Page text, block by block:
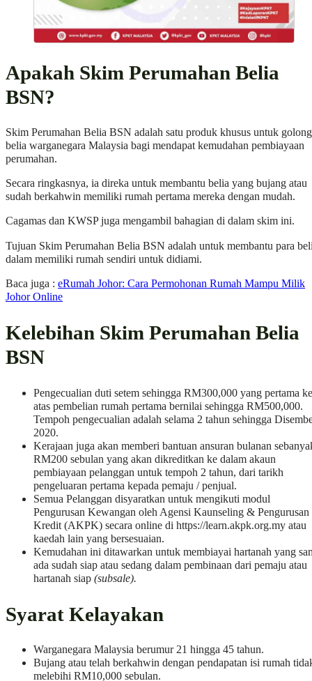
Apakah Skim Perumahan Belia
BSN?
Skim Perumahan Belia BSN adalah satu produk khusus untuk
belia warganegara Malaysia bagi mendapat kemudahan pembiayaan
perumahan.
Secara ringkasnya, ia direka untuk membantu belia yang bujang atau
sudah berkahwin memiliki rumah pertama mereka dengan mudah.
Cagamas dan KWSP juga mengambil bahagian di dalam skim ini.
Tujuan Skim Perumahan Belia BSN adalah untuk membantu para
dalam memiliki rumah sendiri untuk didiami.
Baca juga : eRumah Johor: Cara Permohonan Rumah Mampu Milik
Johor Online
Kelebihan Skim Perumahan Belia
BSN
Pengecualian duti setem sehingga RM300,000 yang pertama ke
atas pembelian rumah pertama bernilai sehingga RM500,000.
Tempoh pengecualian adalah selama 2 tahun sehingga
2020.
Kerajaan juga akan memberi bantuan ansuran bulanan
RM200 sebulan yang akan dikreditkan ke dalam akaun
pembiayaan pelanggan untuk tempoh 2 tahun, dari tarikh
pengeluaran pertama kepada pemaju / penjual.
Semua Pelanggan disyaratkan untuk mengikuti modul
Pengurusan Kewangan oleh Agensi Kaunseling & Pengurusan
Kredit (AKPK) secara online di https://learn.akpk.org.my atau
kaedah lain yang bersesuaian.
Kemudahan ini ditawarkan untuk membiayai hartanah yang
ada sudah siap atau sedang dalam pembinaan dari pemaju atau
hartanah siap (subsale).
Syarat Kelayakan
Warganegara Malaysia berumur 21 hingga 45 tahun.
Bujang atau telah berkahwin dengan pendapatan isi rumah
melebihi RM10,000 sebulan.